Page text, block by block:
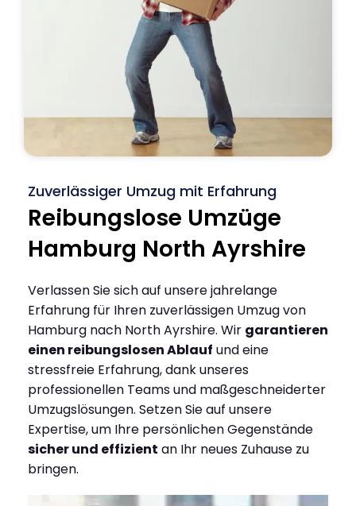
Zuverlässiger Umzug mit Erfahrung
Reibungslose Umzüge
Hamburg North Ayrshire
Verlassen Sie sich auf unsere jahrelange
Erfahrung für Ihren zuverlässigen Umzug von
Hamburg nach North Ayrshire. Wir garantieren
einen reibungslosen Ablauf und eine
stressfreie Erfahrung, dank unseres
professionellen Teams und maßgeschneiderter
Umzugslösungen. Setzen Sie auf unsere
Expertise, um Ihre persönlichen Gegenstände
sicher und effizient an Ihr neues Zuhause zu
bringen.